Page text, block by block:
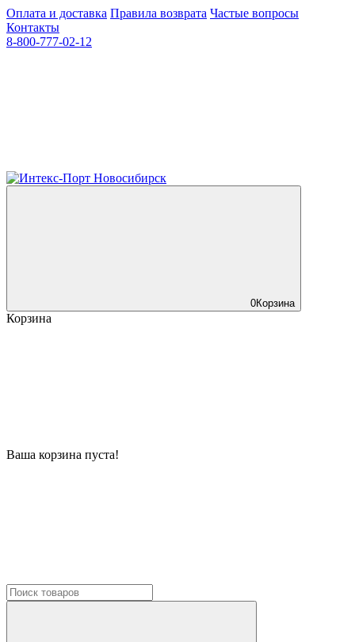
Оплата и доставка Правила возврата Частые вопросы
Контакты
8-800-777-02-12
0Корзина
Корзина
Ваша корзина пуста!